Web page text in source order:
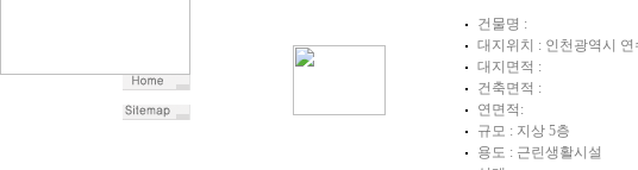
건물명 :
대지위치 : 인천광역시 연
대지면적 :
건축면적 :
연면적:
규모 : 지상 5층
용도 : 근린생활시설